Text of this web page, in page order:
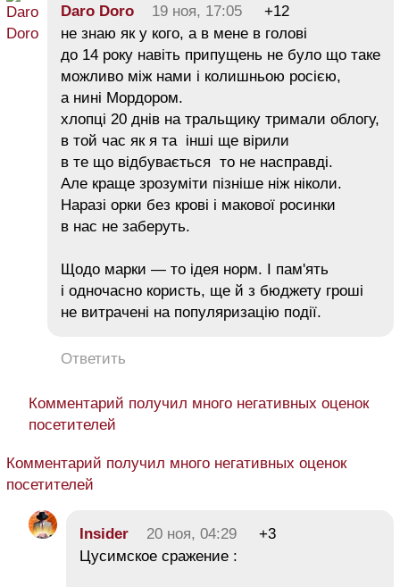
Daro Doro 19 ноя, 17:05
+12
не знаю як у кого, а в мене в голові
до 14 року навіть припущень не було що таке
можливо між нами і колишньою росією,
а нині Мордором.
хлопці 20 днів на тральщику тримали облогу,
в той час як я та інші ще вірили
в те що відбувається то не насправді.
Але краще зрозуміти пізніше ніж ніколи.
Наразі орки без крові і макової росинки
в нас не заберуть.
Щодо марки — то ідея норм. І пам'ять
і одночасно користь, ще й з бюджету гроші
не витрачені на популяризацію події.
Ответить
Комментарий получил много негативных оценок
посетителей
Комментарий получил много негативных оценок
посетителей
Insider 20 ноя, 04:29
+3
Цусимское сражение :